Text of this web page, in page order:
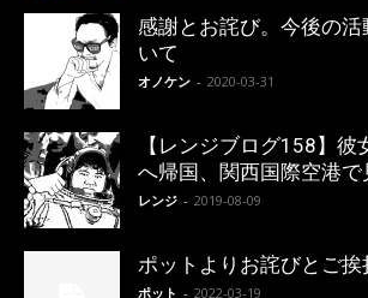
感謝とお詫び。今後の
いて
オノケン - 2020-03-31
【レンジブログ158】彼
へ帰国、関西国際空港で
レンジ - 2019-08-09
ポットよりお詫びとご挨
ポット - 2022-03-19